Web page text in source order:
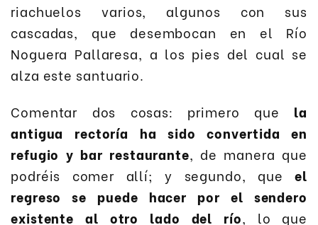
riachuelos varios, algunos con sus
cascadas, que desembocan en el Río
Noguera Pallaresa, a los pies del cual se
alza este santuario.
Comentar dos cosas: primero que la
antigua rectoría ha sido convertida en
refugio y bar restaurante, de manera que
podréis comer allí; y segundo, queel
regreso se puede hacer por el sendero
existente al otro lado del río, lo que